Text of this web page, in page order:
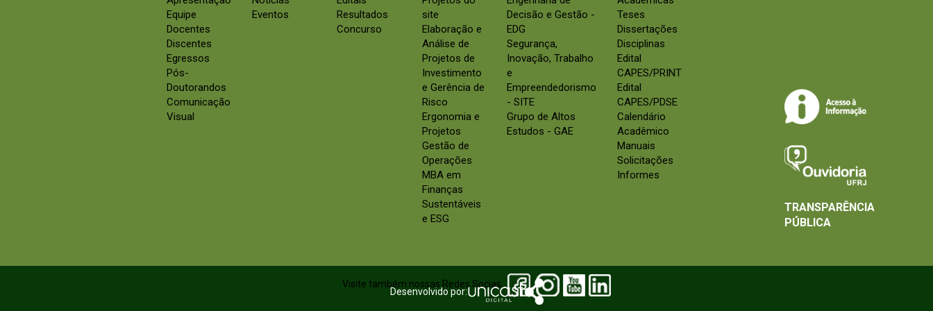
Equipe
Docentes
Discentes
Egressos
Pós-
Doutorandos
Comunicação
Visual
Eventos
Resultados
Concurso
site
Elaboração e
Análise de
Projetos de
Investimento
e Gerência de
Risco
Ergonomia e
Projetos
Gestão de
Operações
MBA em
Finanças
Sustentáveis
e ESG
Decisão e Gestão -
EDG
Segurança,
Inovação, Trabalho
e
Empreendedorismo
- SITE
Grupo de Altos
Estudos - GAE
Teses
Dissertações
Disciplinas
Edital
CAPES/PRINT
Edital
CAPES/PDSE
Calendário
Acadêmico
Manuais
Solicitações
Informes
Visite também nossas Redes Socias:
TRANSPARÊNCIA
PÚBLICA
Desenvolvido por: